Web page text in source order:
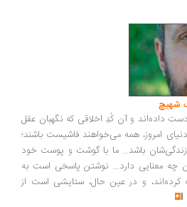
و آن کُدِ اخلاقی که نگهبان عقل
همه می‌خواهند فاشیست باشند؛
باشد... ما با گوشت و پوست خود
دارد... نوشتن پاسخی است به
و در عین حال، ستایشی است از